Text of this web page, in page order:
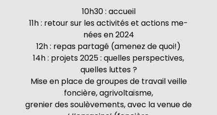
10h30 : accueil
11h : retour sur les activités et actions me-
nées en 2024
12h : repas partagé (amenez de quoi!)
14h : projets 2025 : quelles perspectives,
quelles luttes ?
Mise en place de groupes de travail veille
foncière, agrivoltaïsme,
grenier des soulèvements, avec la venue de